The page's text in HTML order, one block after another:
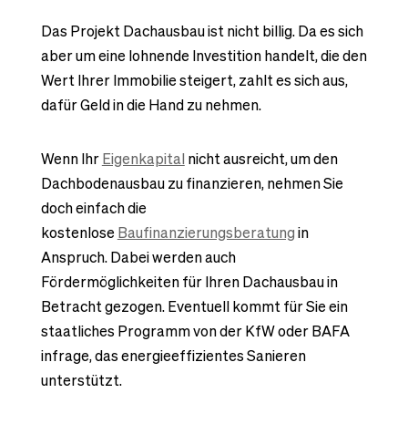
Das Projekt Dachausbau ist nicht billig. Da es sich
aber um eine lohnende Investition handelt, die den
Wert Ihrer Immobilie steigert, zahlt es sich aus,
dafür Geld in die Hand zu nehmen.
Wenn IhrEigenkapital nicht ausreicht, um den
Dachbodenausbau zu finanzieren, nehmen Sie
doch einfach die
kostenlose Baufinanzierungsberatungin
Anspruch. Dabei werden auch
Fördermöglichkeiten für Ihren Dachausbau in
Betracht gezogen. Eventuell kommt für Sie ein
staatliches Programm von der KfW oder BAFA
infrage, das energieeffizientes Sanieren
unterstützt.